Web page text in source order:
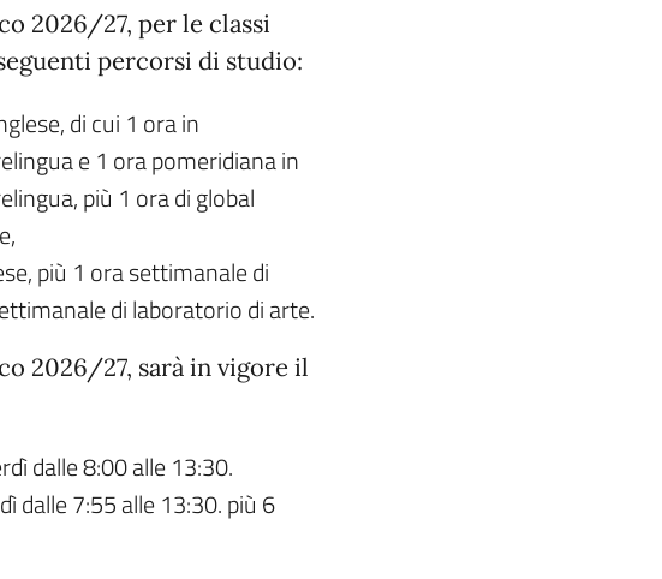
2026/27, per le classi
percorsi di studio:
di cui 1 ora in
e 1 ora pomeridiana in
più 1 ora di global
più 1 ora settimanale di
di laboratorio di arte.
2026/27, sarà in vigore il
dalle 8:00 alle 13:30.
dalle 7:55 alle 13:30. più 6